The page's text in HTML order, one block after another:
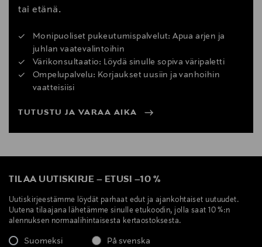
tai etänä.
Monipuoliset pukeutumispalvelut: Apua arjen ja
juhlan vaatevalintoihin
Värikonsultaatio: Löydä sinulle sopiva väripaletti
Ompelupalvelu: Korjaukset uusiin ja vanhoihin
vaatteisiisi
TUTUSTU JA VARAA AIKA
TILAA UUTISKIRJE – ETUSI –10 %
Uutiskirjeestämme löydät parhaat edut ja ajankohtaiset uutuudet.
Uutena tilaajana lähetämme sinulle etukoodin, jolla saat 10 %:n
alennuksen normaalihintaisesta kertaostoksesta.
Suomeksi På svenska